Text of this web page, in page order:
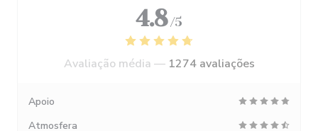
4.8 /5
Avaliação média — 1274 avaliações
Apoio
Atmosfera